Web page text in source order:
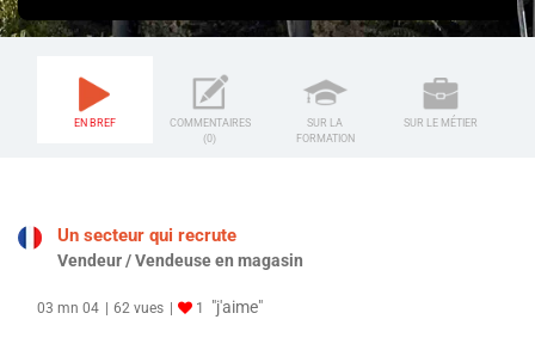
EN BREF
COMMENTAIRES
(0)
SUR LA
FORMATION
SUR LE MÉTIER
Un secteur qui recrute
Vendeur / Vendeuse en magasin
03 mn 04 62 vues 1 "j'aime"